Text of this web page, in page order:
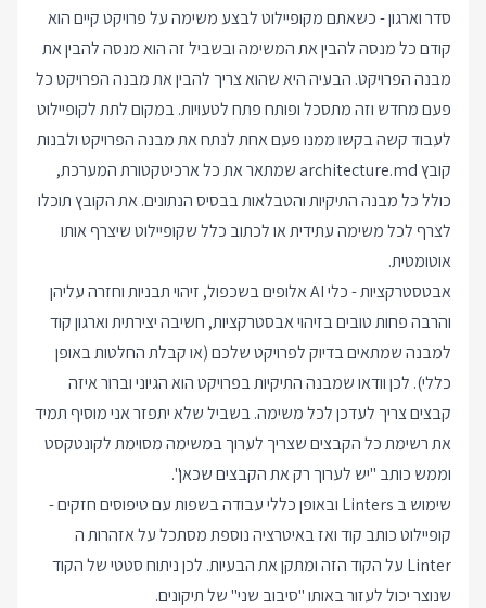
סדר וארגון - כשאתם מקופיילוט לבצע משימה על פרויקט קיים הוא
קודם כל מנסה להבין את המשימה ובשביל זה הוא מנסה להבין את
מבנה הפרויקט. הבעיה היא שהוא צריך להבין את מבנה הפרויקט כל
פעם מחדש וזה מתסכל ופותח פתח לטעויות. במקום לתת לקופיילוט
לעבוד קשה בקשו ממנו פעם אחת לנתח את מבנה הפרויקט ולבנות
קובץ architecture.md שמתאר את כל ארכיטקטורת המערכת,
כולל כל מבנה התיקיות והטבלאות בבסיס הנתונים. את הקובץ תוכלו
לצרף לכל משימה עתידית או לכתוב כלל שקופיילוט שיצרף אותו
אוטומטית.
אבטסטרקציות - כלי AI אלופים בשכפול, זיהוי תבניות וחזרה עליהן
והרבה פחות טובים בזיהוי אבסטרקציות, חשיבה יצירתית וארגון קוד
למבנה שמתאים בדיוק לפרויקט שלכם (או קבלת החלטות באופן
כללי). לכן וודאו שמבנה התיקיות בפרויקט הוא הגיוני וברור איזה
קבצים צריך לעדכן לכל משימה. בשביל שלא יתפזר אני מוסיף תמיד
את רשימת כל הקבצים שצריך לערוך במשימה מסוימת לקונטקסט
וממש כותב "יש לערוך רק את הקבצים שכאן".
שימוש ב Linters ובאופן כללי עבודה בשפות עם טיפוסים חזקים -
קופיילוט כותב קוד ואז באיטרציה נוספת מסתכל על אזהרות ה
Linter על הקוד הזה ומתקן את הבעיות. לכן ניתוח סטטי של הקוד
שנוצר יכול לעזור באותו "סיבוב שני" של תיקונים.